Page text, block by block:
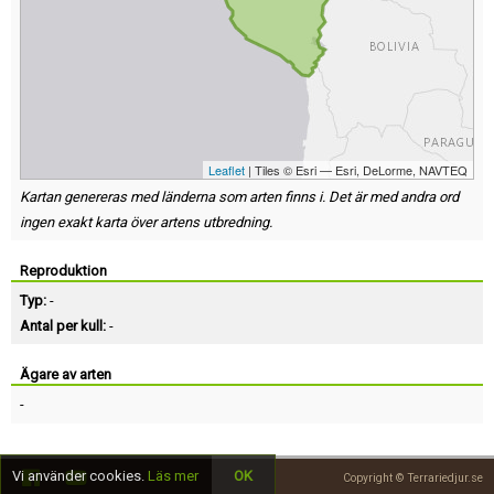
Leaflet | Tiles © Esri — Esri, DeLorme, NAVTEQ
Kartan genereras med länderna som arten finns i. Det är med andra ord
ingen exakt karta över artens utbredning.
Reproduktion
Typ: -
Antal per kull: -
Ägare av arten
-
Copyright © Terrariedjur.se
Vi använder cookies. Läs mer OK